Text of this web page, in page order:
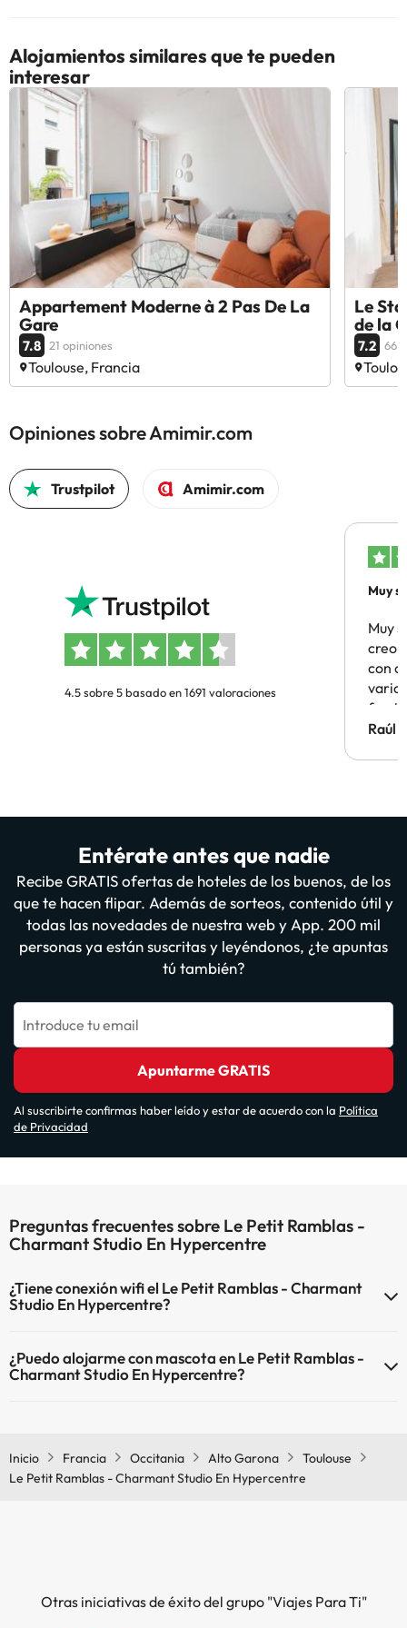
Alojamientos similares que te pueden
interesar
Appartement Moderne à 2 Pas De La
Gare
7.8 21 opiniones
Toulouse, Francia
Le
de la
7.2 66
Opiniones sobre Amimir.com
Trustpilot Amimir.com
4.5 sobre 5 basado en 1691 valoraciones
Muy
Muy
creo
con
Hotel
Raúl
Entérate antes que nadie
Recibe GRATIS ofertas de hoteles de los buenos, de los
que te hacen flipar. Además de sorteos, contenido útil y
todas las novedades de nuestra web y App. 200 mil
personas ya están suscritas y leyéndonos, ¿te apuntas
tú también?
Introduce tu email
Apuntarme GRATIS
Al suscribirte confirmas haber leído y estar de acuerdo con la Política
de Privacidad
Preguntas frecuentes sobre Le Petit Ramblas -
Charmant Studio En Hypercentre
¿Tiene conexión wifi el Le Petit Ramblas - Charmant
Studio En Hypercentre?
Wi-Fi.
¿Puedo alojarme con mascota en Le Petit Ramblas -
Charmant Studio En Hypercentre?
Inicio
Francia Occitania Alto Garona
Toulouse
Le Petit Ramblas - Charmant Studio En Hypercentre
Otras iniciativas de éxito del grupo "Viajes Para Ti"